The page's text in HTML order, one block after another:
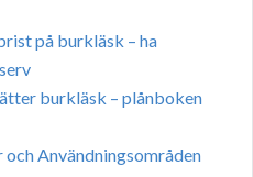
på burkläsk – ha
burkläsk – plånboken
Användningsområden